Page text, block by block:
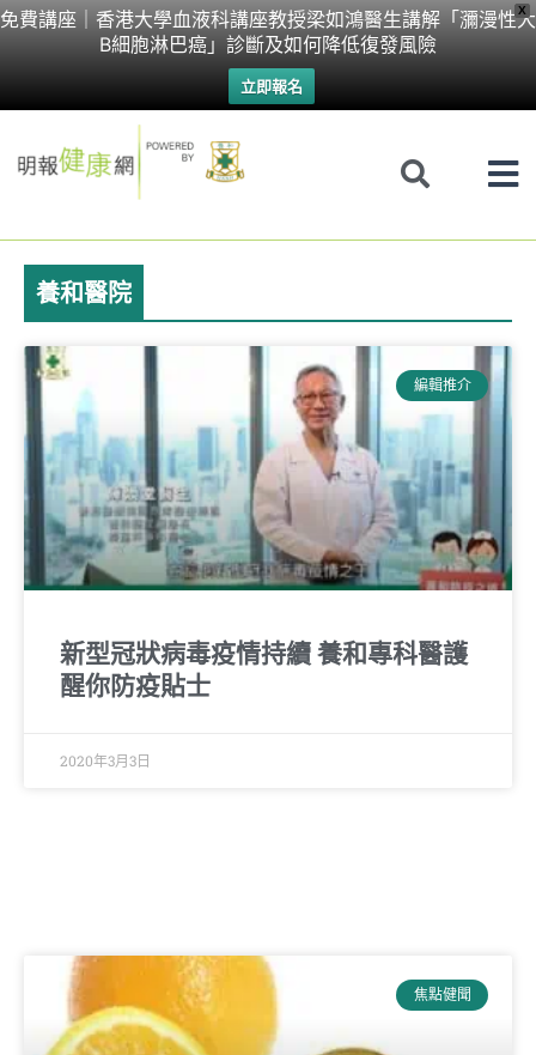
X
免費講座｜香港大學血液科講座教授梁如鴻醫生講解「瀰漫性大
B細胞淋巴癌」診斷及如何降低復發風險
立即報名
Skip
養和醫院
編輯推介
新型冠狀病毒疫情持續 養和專科醫護
醒你防疫貼士
2020年3月3日
焦點健聞
PagePagePage
Page PagePage